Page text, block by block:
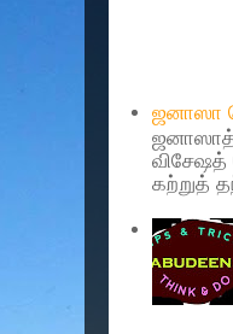
ஜனாஸா
கற்றுத்